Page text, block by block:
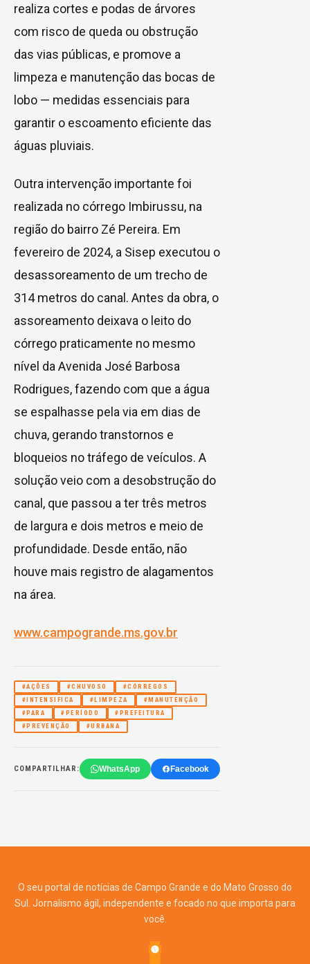
realiza cortes e podas de árvores
com risco de queda ou obstrução
das vias públicas, e promove a
limpeza e manutenção das bocas de
lobo — medidas essenciais para
garantir o escoamento eficiente das
águas pluviais.
Outra intervenção importante foi
realizada no córrego Imbirussu, na
região do bairro Zé Pereira. Em
fevereiro de 2024, a Sisep executou o
desassoreamento de um trecho de
314 metros do canal. Antes da obra, o
assoreamento deixava o leito do
córrego praticamente no mesmo
nível da Avenida José Barbosa
Rodrigues, fazendo com que a água
se espalhasse pela via em dias de
chuva, gerando transtornos e
bloqueios no tráfego de veículos. A
solução veio com a desobstrução do
canal, que passou a ter três metros
de largura e dois metros e meio de
profundidade. Desde então, não
houve mais registro de alagamentos
na área.
www.campogrande.ms.gov.br
#AÇÕES #CHUVOSO
#CÓRREGOS
#INTENSIFICA
#LIMPEZA
#MANUTENÇÃO
#PARA
#PERÍODO
#PREFEITURA
#PREVENÇÃO
#URBANA
COMPARTILHAR: WhatsApp Facebook
O seu portal de notícias de Campo Grande e do Mato Grosso do
Sul. Jornalismo ágil, independente e focado no que importa para
você.